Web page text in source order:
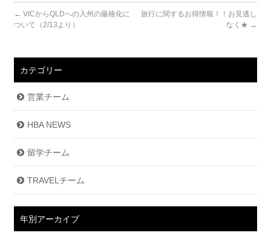
← VICからQLDへの入州の厳格化に
ついて（2/13より）
旅行に関するお得情報！！お見逃し
なく★ →
カテゴリー
営業チーム
HBA NEWS
留学チーム
TRAVELチーム
年別アーカイブ